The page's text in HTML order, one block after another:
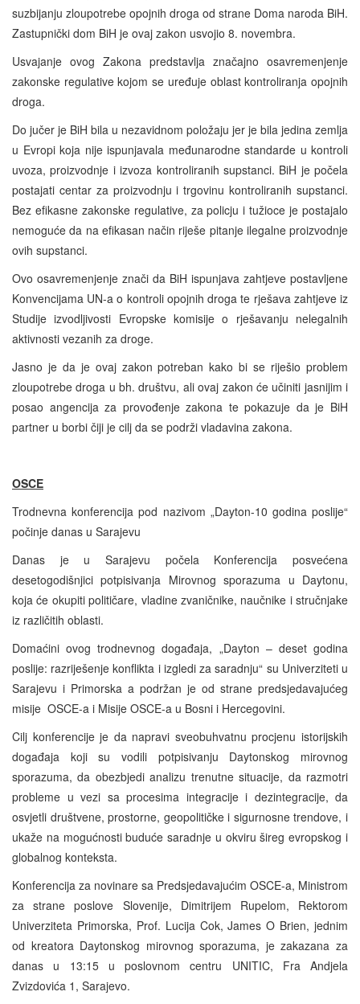
suzbijanju zloupotrebe opojnih droga od strane Doma naroda BiH.
Zastupnički dom BiH je ovaj zakon usvojio 8. novembra.
Usvajanje ovog Zakona predstavlja značajno osavremenjenje
zakonske regulative kojom se uređuje oblast kontroliranja opojnih
droga.
Do jučer je BiH bila u nezavidnom položaju jer je bila jedina zemlja
u Evropi koja nije ispunjavala međunarodne standarde u kontroli
uvoza, proizvodnje i izvoza kontroliranih supstanci. BiH je počela
postajati centar za proizvodnju i trgovinu kontroliranih supstanci.
Bez efikasne zakonske regulative, za policju i tužioce je postajalo
nemoguće da na efikasan način riješe pitanje ilegalne proizvodnje
ovih supstanci.
Ovo osavremenjenje znači da BiH ispunjava zahtjeve postavljene
Konvencijama UN-a o kontroli opojnih droga te rješava zahtjeve iz
Studije izvodljivosti Evropske komisije o rješavanju nelegalnih
aktivnosti vezanih za droge.
Jasno je da je ovaj zakon potreban kako bi se riješio problem
zloupotrebe droga u bh. društvu, ali ovaj zakon će učiniti jasnijim i
posao angencija za provođenje zakona te pokazuje da je BiH
partner u borbi čiji je cilj da se podrži vladavina zakona.
OSCE
Trodnevna konferencija pod nazivom „Dayton-10 godina poslije“
počinje danas u Sarajevu
Danas je u Sarajevu počela Konferencija posvećena
desetogodišnjici potpisivanja Mirovnog sporazuma u Daytonu,
koja će okupiti političare, vladine zvaničnike, naučnike i stručnjake
iz različitih oblasti.
Domaćini ovog trodnevnog događaja, „Dayton – deset godina
poslije: razriješenje konflikta i izgledi za saradnju“ su Univerziteti u
Sarajevu i Primorska a podržan je od strane predsjedavajućeg
misije OSCE-a i Misije OSCE-a u Bosni i Hercegovini.
Cilj konferencije je da napravi sveobuhvatnu procjenu istorijskih
događaja koji su vodili potpisivanju Daytonskog mirovnog
sporazuma, da obezbjedi analizu trenutne situacije, da razmotri
probleme u vezi sa procesima integracije i dezintegracije, da
osvjetli društvene, prostorne, geopolitičke i sigurnosne trendove, i
ukaže na mogućnosti buduće saradnje u okviru šireg evropskog i
globalnog konteksta.
Konferencija za novinare sa Predsjedavajućim OSCE-a, Ministrom
za strane poslove Slovenije, Dimitrijem Rupelom, Rektorom
Univerziteta Primorska, Prof. Lucija Cok, James O Brien, jednim
od kreatora Daytonskog mirovnog sporazuma, je zakazana za
danas u 13:15 u poslovnom centru UNITIC, Fra Andjela
Zvizdovića 1, Sarajevo.